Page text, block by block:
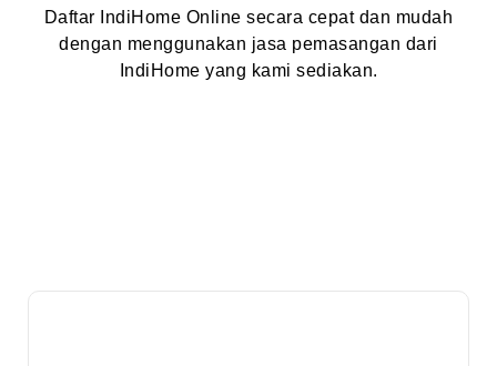
Daftar IndiHome Online secara cepat dan mudah
dengan menggunakan jasa pemasangan dari
IndiHome yang kami sediakan.